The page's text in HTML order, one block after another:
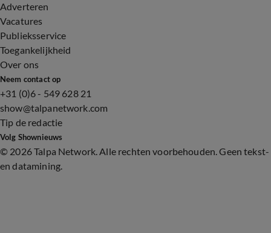
Adverteren
Vacatures
Publieksservice
Toegankelijkheid
Over ons
Neem contact op
+31 (0)6 - 549 628 21
show@talpanetwork.com
Tip de redactie
Volg Shownieuws
© 2026 Talpa Network. Alle rechten voorbehouden. Geen tekst-
en datamining.